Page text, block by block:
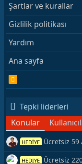
Şartlar ve kurallar
Gizlilik politikası
Yardım
Ana sayfa
R
S
Tepki liderleri
Konular
HEDİYE Ücretsiz 59
Kaynağı
HEDİYE Ücretsiz